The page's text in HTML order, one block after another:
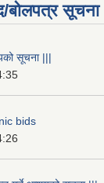
बोलपत्र सूचना
सूचना |||
bids